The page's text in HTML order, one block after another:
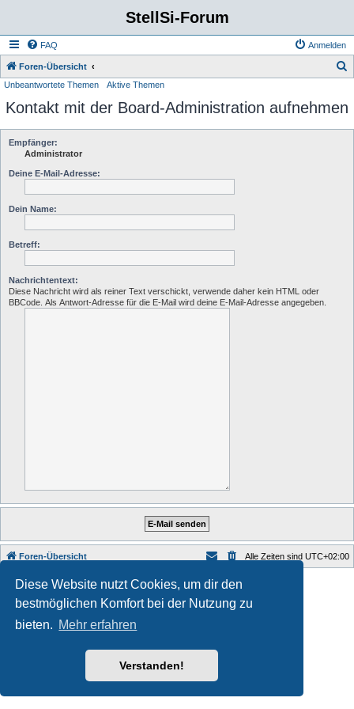
Diese Website nutzt Cookies, um dir den
bestmöglichen Komfort bei der Nutzung zu
bieten. Mehr erfahren
Verstanden!
StellSi-Forum
FAQ Anmelden
Foren-Übersicht
Unbeantwortete Themen Aktive Themen
Kontakt mit der Board-Administration aufnehmen
Empfänger:
Administrator
Deine E-Mail-Adresse:
Dein Name:
Betreff:
Nachrichtentext:
Diese Nachricht wird als reiner Text verschickt, verwende daher kein HTML oder
BBCode. Als Antwort-Adresse für die E-Mail wird deine E-Mail-Adresse angegeben.
Foren-Übersicht Alle Zeiten sind UTC+02:00
Style developer byZuma Portal,
Powered byphpBB ® Forum Software © phpBB Limited
Deutsche Übersetzung durchphpBB.de
Datenschutz